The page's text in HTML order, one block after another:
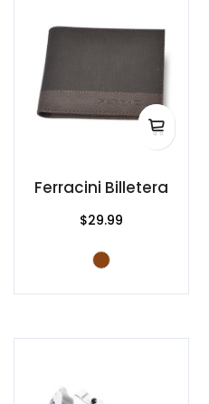
Ferracini Billetera
$29.99